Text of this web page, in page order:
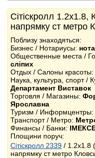
Сітіскролл 1.2x1.8,
напрямку ст метро
Поблизу знаходяться:
Бизнес / Нотариусы:
Общественные места /
сліпих
Отдых / Салоны красоты:
Наука, культура, спорт /
Департамент Виставок
Торговля / Магазины:
Ярославна
Туризм / Информцентры:
Транспорт / Метро:
Финансы / Банки:
Площини поруч:
Сітіскролл 2339 / 1.2x1.8
напрямку ст метро